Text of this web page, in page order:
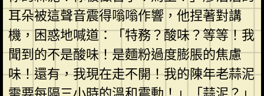
耳朵被這聲音震得嗡嗡作響，他捏著對講
機，困惑地喊道：「特務？酸味？等等！我
聞到的不是酸味！是麵粉過度膨脹的焦慮
味！還有，我現在走不開！我的陳年老蒜泥